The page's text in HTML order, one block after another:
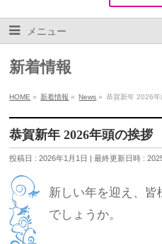
メニュー
新着情報
HOME » 新着情報 » News » 恭賀新年 2026年
恭賀新年 2026年頭の挨拶
投稿日 : 2026年1月1日 最終更新日時 :
新しい年を迎え、皆
でしょうか。